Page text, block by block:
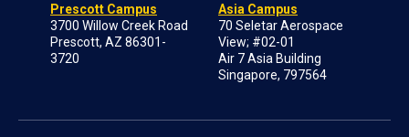
Prescott Campus
3700 Willow Creek Road
Prescott, AZ 86301-
3720
Asia Campus
70 Seletar Aerospace
View; #02-01
Air 7 Asia Building
Singapore, 797564